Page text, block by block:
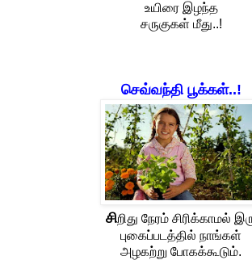
உயிரை இழந்த
சருகுகள் மீது..!
செவ்வந்தி பூக்கள்..!
சிறிது நேரம் சிரிக்காமல்
புகைப்படத்தில் நாங்கள்
அழகற்று போகக்கூடும்.